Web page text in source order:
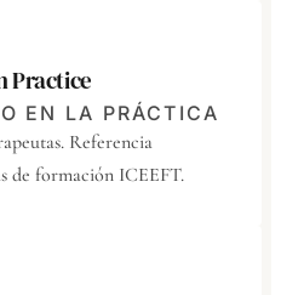
Practice
EN LA PRÁCTICA
Referencia
de formación ICEEFT.